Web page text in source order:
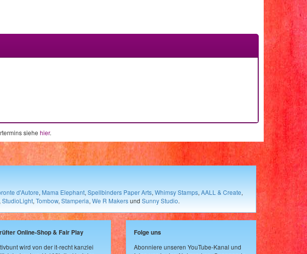
siehe hier.
d'Autore, Mama Elephant, Spellbinders Paper Arts, Whimsy Stamps, AALL & Create,
StudioLight, Tombow, Stamperia, We R Makersund Sunny Studio.
Online-Shop & Fair Play
wird von der it-recht kanzlei
Folge uns
Abonniere unseren YouTube-Kanal und